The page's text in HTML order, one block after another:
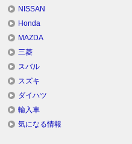
NISSAN
Honda
MAZDA
三菱
スバル
スズキ
ダイハツ
輸入車
気になる情報